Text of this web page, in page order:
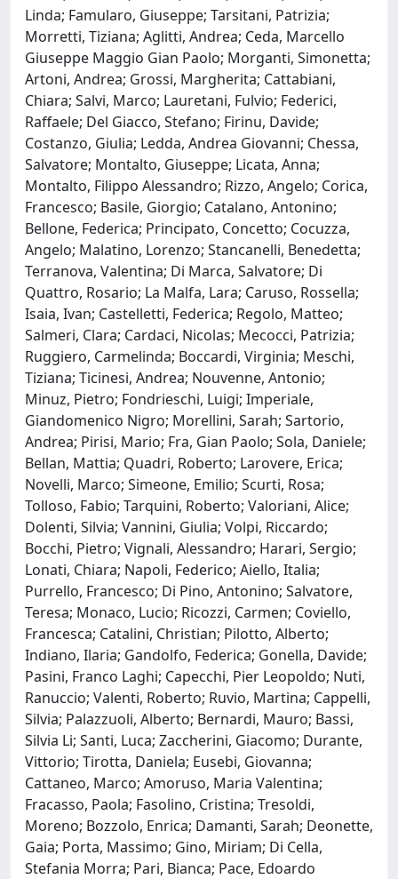
Linda; Famularo, Giuseppe; Tarsitani, Patrizia;
Morretti, Tiziana; Aglitti, Andrea; Ceda, Marcello
Giuseppe Maggio Gian Paolo; Morganti, Simonetta;
Artoni, Andrea; Grossi, Margherita; Cattabiani,
Chiara; Salvi, Marco; Lauretani, Fulvio; Federici,
Raffaele; Del Giacco, Stefano; Firinu, Davide;
Costanzo, Giulia; Ledda, Andrea Giovanni; Chessa,
Salvatore; Montalto, Giuseppe; Licata, Anna;
Montalto, Filippo Alessandro; Rizzo, Angelo; Corica,
Francesco; Basile, Giorgio; Catalano, Antonino;
Bellone, Federica; Principato, Concetto; Cocuzza,
Angelo; Malatino, Lorenzo; Stancanelli, Benedetta;
Terranova, Valentina; Di Marca, Salvatore; Di
Quattro, Rosario; La Malfa, Lara; Caruso, Rossella;
Isaia, Ivan; Castelletti, Federica; Regolo, Matteo;
Salmeri, Clara; Cardaci, Nicolas; Mecocci, Patrizia;
Ruggiero, Carmelinda; Boccardi, Virginia; Meschi,
Tiziana; Ticinesi, Andrea; Nouvenne, Antonio;
Minuz, Pietro; Fondrieschi, Luigi; Imperiale,
Giandomenico Nigro; Morellini, Sarah; Sartorio,
Andrea; Pirisi, Mario; Fra, Gian Paolo; Sola, Daniele;
Bellan, Mattia; Quadri, Roberto; Larovere, Erica;
Novelli, Marco; Simeone, Emilio; Scurti, Rosa;
Tolloso, Fabio; Tarquini, Roberto; Valoriani, Alice;
Dolenti, Silvia; Vannini, Giulia; Volpi, Riccardo;
Bocchi, Pietro; Vignali, Alessandro; Harari, Sergio;
Lonati, Chiara; Napoli, Federico; Aiello, Italia;
Purrello, Francesco; Di Pino, Antonino; Salvatore,
Teresa; Monaco, Lucio; Ricozzi, Carmen; Coviello,
Francesca; Catalini, Christian; Pilotto, Alberto;
Indiano, Ilaria; Gandolfo, Federica; Gonella, Davide;
Pasini, Franco Laghi; Capecchi, Pier Leopoldo; Nuti,
Ranuccio; Valenti, Roberto; Ruvio, Martina; Cappelli,
Silvia; Palazzuoli, Alberto; Bernardi, Mauro; Bassi,
Silvia Li; Santi, Luca; Zaccherini, Giacomo; Durante,
Vittorio; Tirotta, Daniela; Eusebi, Giovanna;
Cattaneo, Marco; Amoruso, Maria Valentina;
Fracasso, Paola; Fasolino, Cristina; Tresoldi,
Moreno; Bozzolo, Enrica; Damanti, Sarah; Deonette,
Gaia; Porta, Massimo; Gino, Miriam; Di Cella,
Stefania Morra; Pari, Bianca; Pace, Edoardo